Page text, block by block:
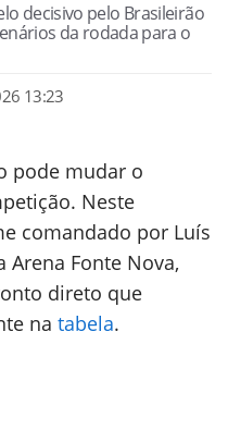
decisivo pelo Brasileirão
da rodada para o
13:23
pode mudar o
Neste
comandado por Luís
Arena Fonte Nova,
direto que
na tabela.